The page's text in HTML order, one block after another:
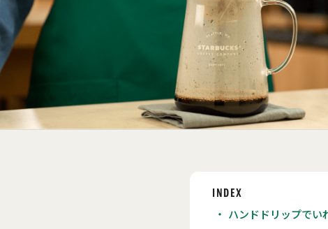
INDEX
ハンドドリップでい